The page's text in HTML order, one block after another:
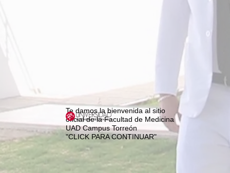
Te damos la bienvenida al sitio
oficial de la Facultad de Medicina
UAD Campus Torreón
"CLICK PARA CONTINUAR"